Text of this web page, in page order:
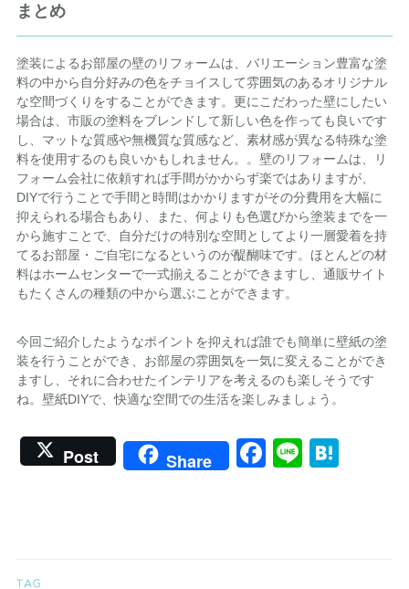
まとめ
塗装によるお部屋の壁のリフォームは、バリエーション豊富な塗
料の中から自分好みの色をチョイスして雰囲気のあるオリジナル
な空間づくりをすることができます。更にこだわった壁にしたい
場合は、市販の塗料をブレンドして新しい色を作っても良いです
し、マットな質感や無機質な質感など、素材感が異なる特殊な塗
料を使用するのも良いかもしれません。。壁のリフォームは、リ
フォーム会社に依頼すれば手間がかからず楽ではありますが、
DIYで行うことで手間と時間はかかりますがその分費用を大幅に
抑えられる場合もあり、また、何よりも色選びから塗装までを一
から施すことで、自分だけの特別な空間としてより一層愛着を持
てるお部屋・ご自宅になるというのが醍醐味です。ほとんどの材
料はホームセンターで一式揃えることができますし、通販サイト
もたくさんの種類の中から選ぶことができます。
今回ご紹介したようなポイントを抑えれば誰でも簡単に壁紙の塗
装を行うことができ、お部屋の雰囲気を一気に変えることができ
ますし、それに合わせたインテリアを考えるのも楽しそうです
ね。壁紙DIYで、快適な空間での生活を楽しみましょう。
Post Share Facebook
Line